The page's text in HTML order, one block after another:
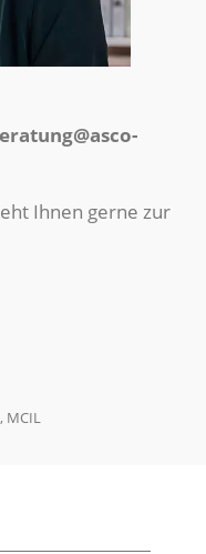
Ihnen gerne zur
MCIL